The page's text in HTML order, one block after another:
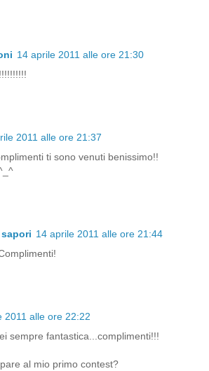
14 aprile 2011 alle ore 21:30
2011 alle ore 21:37
ti sono venuti benissimo!!
14 aprile 2011 alle ore 21:44
2011 alle ore 22:22
sempre fantastica...complimenti!!!
al mio primo contest?